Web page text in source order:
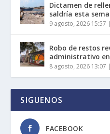
Dictamen de
saldría esta
9 agosto, 2026 15:57 |
Robo de restos
administrativo
8 agosto, 2026 13:07 |
SIGUENOS
FACEBOOK